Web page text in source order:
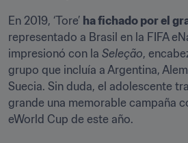
En 2019, ‘Tore’ ha fichado por el
representado a Brasil en la FIFA
impresionó con la Seleção,
grupo que incluía a Argentina,
Suecia. Sin duda, el adolescente
grande una memorable campaña
eWorld Cup de este año.